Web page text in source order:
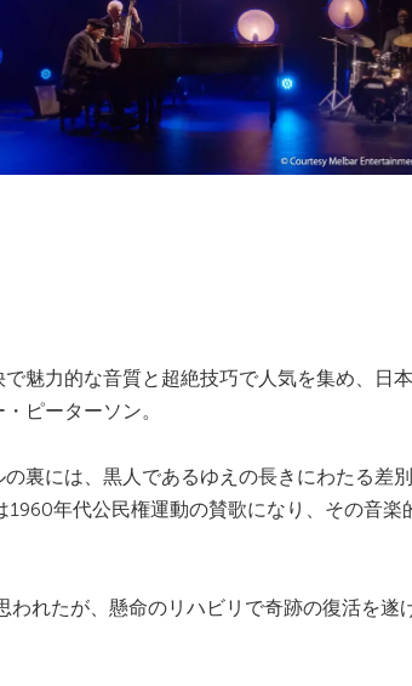
魅力的な音質と超絶技巧で人気を集め、日
ピーターソン。
裏には、黒人であるゆえの長きにわたる差
年代公民権運動の賛歌になり、その音楽
れたが、懸命のリハビリで奇跡の復活を遂げ